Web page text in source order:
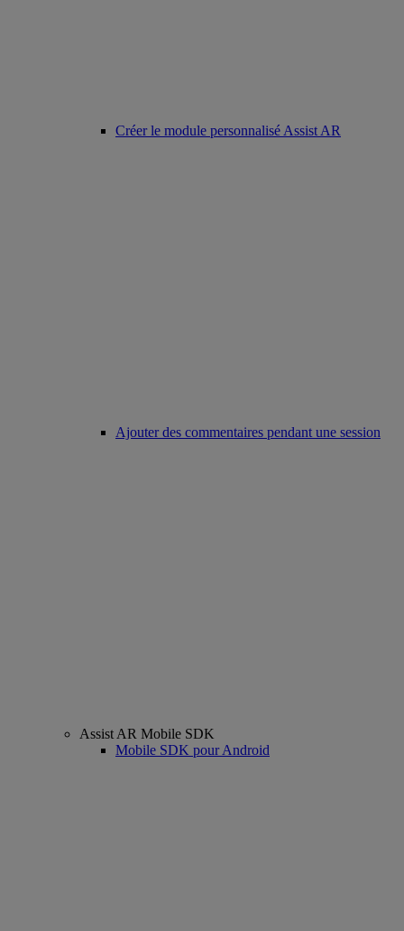
Créer le module personnalisé Assist AR
Ajouter des commentaires pendant une session
Assist AR Mobile SDK
Mobile SDK pour Android